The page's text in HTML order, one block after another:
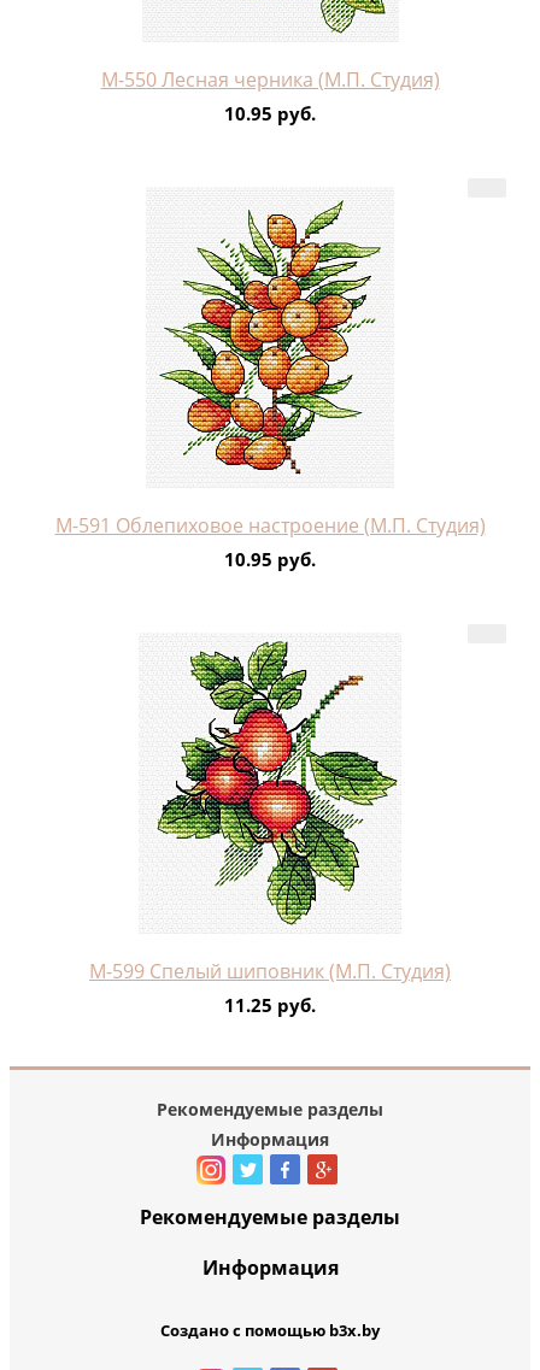
М-550 Лесная черника (М.П. Студия)
10.95 руб.
М-591 Облепиховое настроение (М.П. Студия)
10.95 руб.
М-599 Спелый шиповник (М.П. Студия)
11.25 руб.
Рекомендуемые разделы
Информация
Рекомендуемые разделы
Информация
Создано с помощью b3x.by